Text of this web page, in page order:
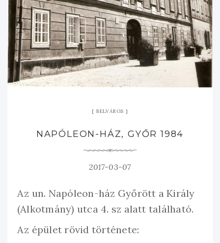
BELVÁROS
NAPÓLEON-HÁZ, GYŐR 1984
2017-03-07
Az un. Napóleon-ház Győrött a Király
(Alkotmány) utca 4. sz alatt található.
Az épület rövid története: